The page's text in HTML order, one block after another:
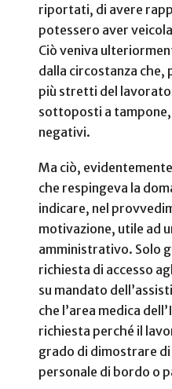
riportati, di avere
potessero aver
Ciò veniva
dalla circostanza che,
più stretti del
sottoposti a
negativi.
Ma ciò,
che respingeva la
indicare, nel
motivazione, utile ad
amministrativo. Solo
richiesta di accesso
su mandato
che l’area medica
richiesta perché il
grado di dimostrare
personale di bordo o